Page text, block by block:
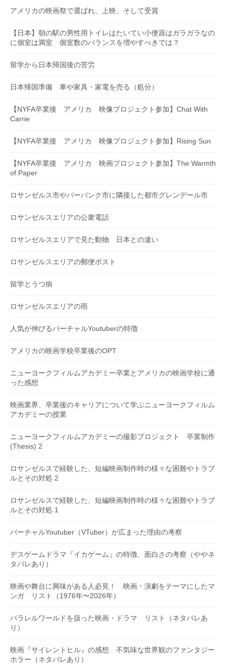
アメリカの映画祭で選ばれ、上映、そして受賞
【日本】朝の駅の男性用トイレはたいてい小便器はガラガラなの
に個室は満室 個室数のバランスを増やすべきでは？
留学から日本帰国後の苦労
日本帰国準備 車や家具・家電を売る（処分）
【NYFA卒業後 アメリカ 映像プロジェクト参加】Chat With
Carrie
【NYFA卒業後 アメリカ 映像プロジェクト参加】Rising Sun
【NYFA卒業後 アメリカ 映画プロジェクト参加】The Warmth
of Paper
ロサンゼルス市やバーバンク市に隣接した都市グレンデール市
ロサンゼルスエリアの公衆電話
ロサンゼルスエリアで見た動物 日本との違い
ロサンゼルスエリアの郵便ポスト
留学とうつ病
ロサンゼルスエリアの雨
人気が伸びるバーチャルYoutuberの特徴
アメリカの映画学校卒業後のOPT
ニューヨークフィルムアカデミー卒業とアメリカの映画学校に通
った感想
映画業界、卒業後のキャリアについて学ぶニューヨークフィルム
アカデミーの授業
ニューヨークフィルムアカデミーの撮影プロジェクト 卒業制作
(Thesis) 2
ロサンゼルスで経験した、短編映画制作時の様々な困難やトラブ
ルとその対処 2
ロサンゼルスで経験した、短編映画制作時の様々な困難やトラブ
ルとその対処 1
バーチャルYoutuber（VTuber）が広まった理由の考察
デスゲームドラマ『イカゲーム』の特徴、面白さの考察（ややネ
タバレあり）
映画や舞台に興味がある人必見！ 映画・演劇をテーマにしたマ
ンガ リスト（1976年〜2026年）
パラレルワールドを扱った映画・ドラマ リスト（ネタバレあ
り）
映画『サイレントヒル』の感想 不気味な世界観のファンタジー
ホラー（ネタバレあり）